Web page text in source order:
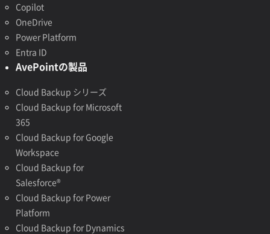
Copilot
OneDrive
Power Platform
Entra ID
AvePointの製品
Cloud Backup シリーズ
Cloud Backup for Microsoft
365
Cloud Backup for Google
Workspace
Cloud Backup for
Salesforce®
Cloud Backup for Power
Platform
Cloud Backup for Dynamics